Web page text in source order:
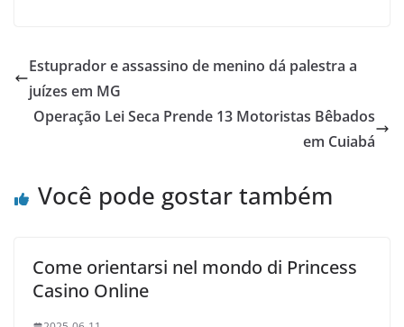
Estuprador e assassino de menino dá palestra a
juízes em MG
Operação Lei Seca Prende 13 Motoristas Bêbados
em Cuiabá
Você pode gostar também
Come orientarsi nel mondo di Princess
Casino Online